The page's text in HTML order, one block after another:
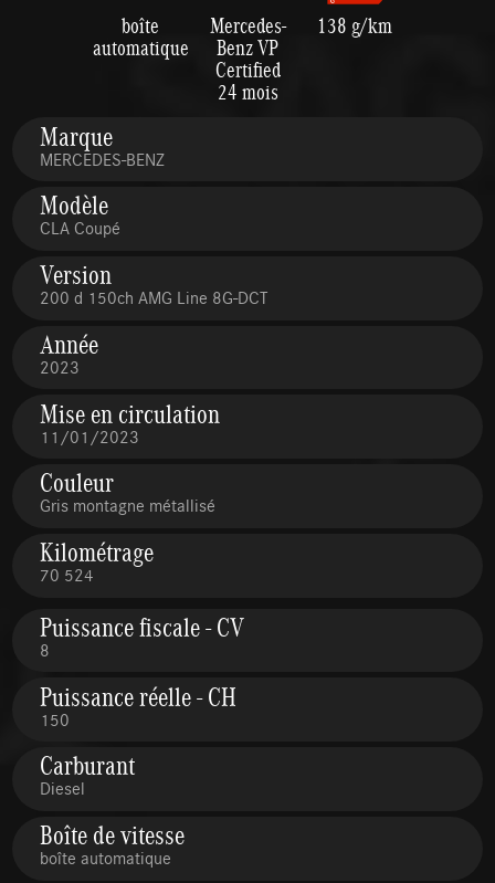
boîte
automatique
Mercedes-
Benz VP
Certified
24 mois
138 g/km
Marque
MERCEDES-BENZ
Modèle
CLA Coupé
Version
200 d 150ch AMG Line 8G-DCT
Année
2023
Mise en circulation
11/01/2023
Couleur
Gris montagne métallisé
Kilométrage
70 524
Puissance fiscale - CV
8
Puissance réelle - CH
150
Carburant
Diesel
Boîte de vitesse
boîte automatique